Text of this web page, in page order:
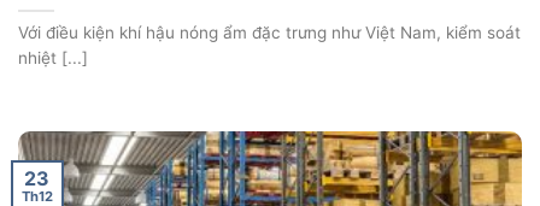
Với điều kiện khí hậu nóng ẩm đặc trưng như Việt Nam, kiểm soát
nhiệt [...]
23
Th12